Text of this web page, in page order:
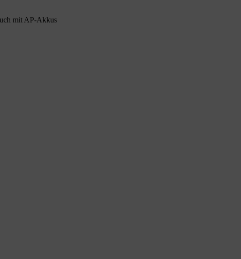
mit AP-Akkus